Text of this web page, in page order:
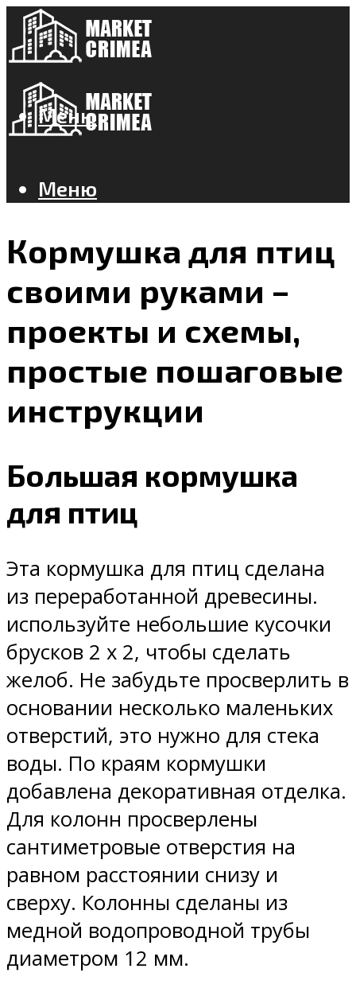
Меню
Меню
Кормушка для птиц
своими руками –
проекты и схемы,
простые пошаговые
инструкции
Большая кормушка
для птиц
Эта кормушка для птиц сделана
из переработанной древесины.
используйте небольшие кусочки
брусков 2 х 2, чтобы сделать
желоб. Не забудьте просверлить в
основании несколько маленьких
отверстий, это нужно для стека
воды. По краям кормушки
добавлена декоративная отделка.
Для колонн просверлены
сантиметровые отверстия на
равном расстоянии снизу и
сверху. Колонны сделаны из
медной водопроводной трубы
диаметром 12 мм.